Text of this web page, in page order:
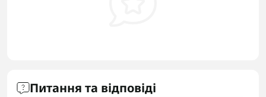
Питання та відповіді